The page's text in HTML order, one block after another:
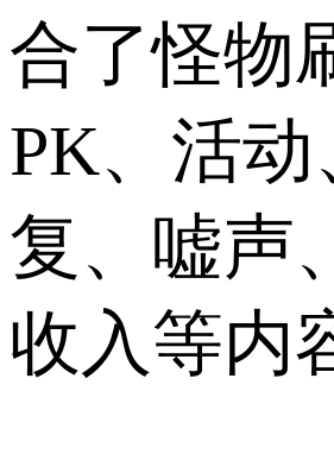
合了怪物
PK、活动
复、嘘声
收入等内